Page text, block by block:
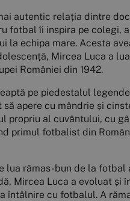
autentic relația dintre
fotbal îi inspira pe colegi,
la echipa mare. Acesta
Mircea Luca a
României din 1942.
pe piedestalul
apere cu mândrie și
propriu al cuvântului, cu
primul fotbalist din
lua rămas-bun de la
Mircea Luca a evoluat și
întâlnire cu fotbalul. A